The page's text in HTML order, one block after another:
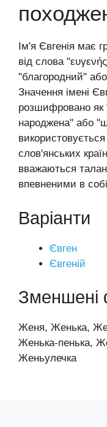
Ім'я Євгенія має
від слова
"благородний"
Значення імені
розшифровано як
народжена" або
використовується
слов'янських
вважаються
впевненими в
Варіанти
Євген
Євгеній
Зменшені
Женя, Женька,
Женька-пенька,
Женьулечка